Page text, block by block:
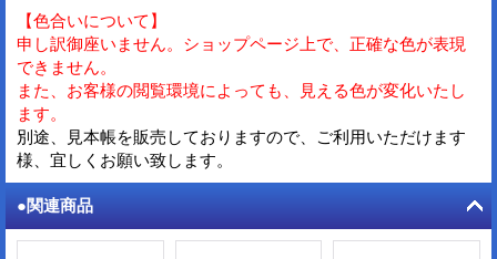
【色合いについて】
申し訳御座いません。ショップページ上で、正確な色が表現
できません。
また、お客様の閲覧環境によっても、見える色が変化いたし
ます。
別途、見本帳を販売しておりますので、ご利用いただけます
様、宜しくお願い致します。
●関連商品